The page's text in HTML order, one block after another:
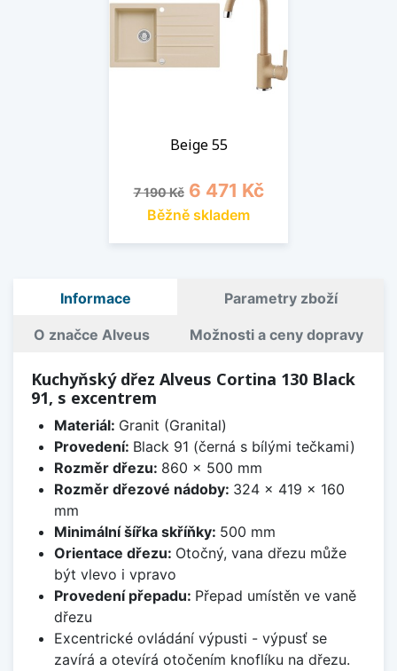
Beige 55
Běžná cena
7 190 Kč Cena
6 471 Kč
Běžně skladem
Informace Parametry zboží
O značce Alveus Možnosti a ceny dopravy
Kuchyňský dřez Alveus Cortina 130 Black
91, s excentrem
Materiál: Granit (Granital)
Provedení: Black 91 (černá s bílými tečkami)
Rozměr dřezu: 860 x 500 mm
Rozměr dřezové nádoby: 324 x 419 x 160
mm
Minimální šířka skříňky: 500 mm
Orientace dřezu: Otočný, vana dřezu může
být vlevo i vpravo
Provedení přepadu: Přepad umístěn ve vaně
dřezu
Excentrické ovládání výpusti - výpusť se
zavírá a otevírá otočením knoflíku na dřezu.